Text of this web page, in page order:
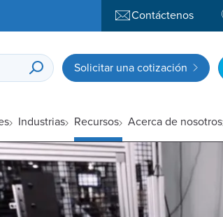
Contáctenos
Solicitar una cotización
Industrias Recursos Acerca de nosotros